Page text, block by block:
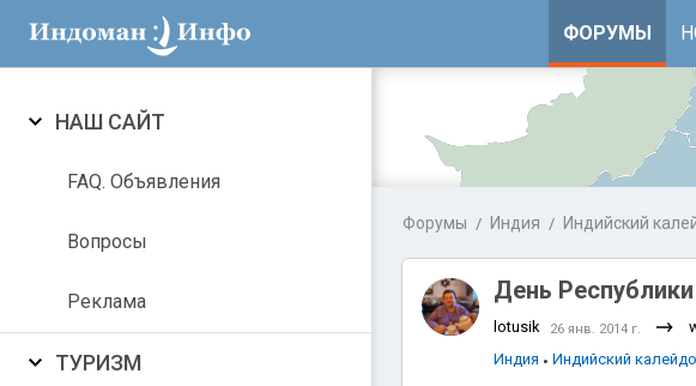
ФОРУМЫ
НАШ САЙТ
FAQ. Объявления
Вопросы
Реклама
ТУРИЗМ
Форумы Индия Индийский
День Республики
lotusik
26 янв. 2014 г.
Индия Индийский